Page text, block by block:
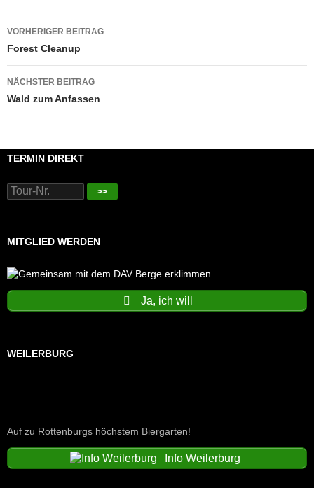
Beitragsnavigation
VORHERIGER BEITRAG
Forest Cleanup
NÄCHSTER BEITRAG
Wald zum Anfassen
TERMIN DIREKT
>>
MITGLIED WERDEN
Ja, ich will
WEILERBURG
Auf zu Rottenburgs höchstem Biergarten!
Info Weilerburg